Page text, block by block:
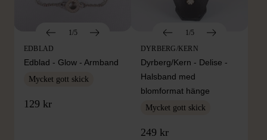
1/5
EDBLAD
Edblad - Glow - Armband
Mycket gott skick
129 kr
1/5
DYRBERG/KERN
Dyrberg/Kern - Delise -
Halsband med
blomformat hänge
Mycket gott skick
249 kr